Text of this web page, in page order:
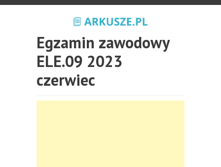
Egzamin zawodowy
ELE.09 2023
czerwiec